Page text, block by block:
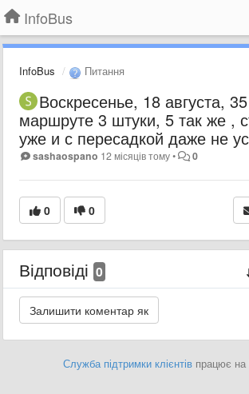
InfoBus
InfoBus Питання
Воскресенье, 18 августа,
маршруте 3 штуки, 5 так же ,
уже и с пересадкой даже не
sashaospano 12 місяців тому• 0
0 0
Відповіді 0
Служба підтримки клієнтів працює